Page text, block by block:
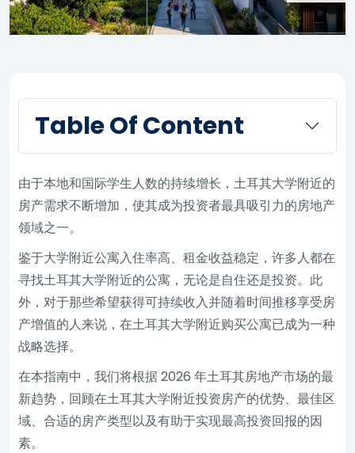
Table Of Content
由于本地和国际学生人数的持续增长，土耳其大学附近的
房产需求不断增加，使其成为投资者最具吸引力的房地产
领域之一。
鉴于大学附近公寓入住率高、租金收益稳定，许多人都在
寻找土耳其大学附近的公寓，无论是自住还是投资。此
外，对于那些希望获得可持续收入并随着时间推移享受房
产增值的人来说，在土耳其大学附近购买公寓已成为一种
战略选择。
在本指南中，我们将根据 2026 年土耳其房地产市场的最
新趋势，回顾在土耳其大学附近投资房产的优势、最佳区
域、合适的房产类型以及有助于实现最高投资回报的因
素。